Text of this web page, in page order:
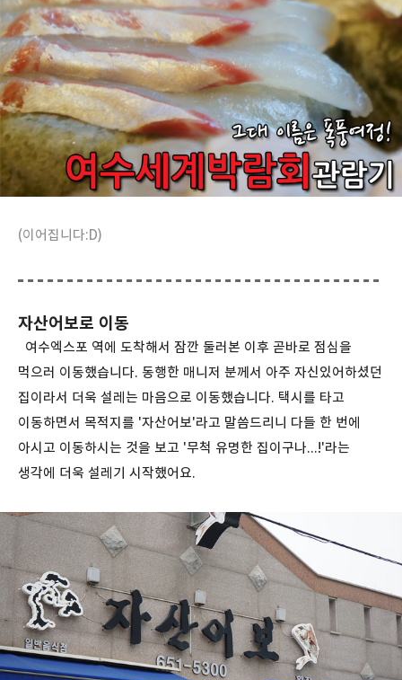
(이어집니다:D)
자산어보로 이동
여수엑스포 역에 도착해서 잠깐 둘러본 이후 곧바로 점심을
먹으러 이동했습니다. 동행한 매니저 분께서 아주 자신있어하셨던
집이라서 더욱 설레는 마음으로 이동했습니다. 택시를 타고
이동하면서 목적지를 '자산어보'라고 말씀드리니 다들 한 번에
아시고 이동하시는 것을 보고 '무척 유명한 집이구나...!'라는
생각에 더욱 설레기 시작했어요.